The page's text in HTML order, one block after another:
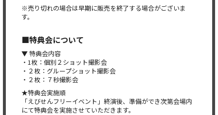
※売り切れの場合は早期に販売を終了する場合がございま
す。
■特典会について
▼ 特典会内容
・1枚：個別２ショット撮影会
・２枚：グループショット撮影会
・２枚：７秒撮影会
★特典会実施順
「えびせんフリーイベント」終演後、準備ができ次第会場内
にて特典会を実施させていただきます。